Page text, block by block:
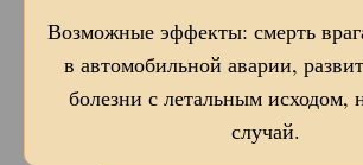
Возможные эффекты: смерть
в автомобильной аварии,
болезни с летальным исходом,
случай.